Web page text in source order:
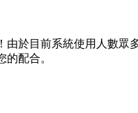
由於目前系統使用人數眾
配合。